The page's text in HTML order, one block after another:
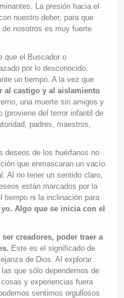
La presión hacia el
nuestro deber, para que
nosotros es muy fuerte
que el Buscador o
por lo desconocido.
un tiempo. A la vez que
al castigo y al aislamiento
una muerte sin amigos y
del terror infantil de
padres, maestros,
deseos de los huérfanos no
que enmascaran un vacío
Al no tener un sentido claro,
están marcados por la
tiempo ni la inclinación para
Algo que se inicia con el
creadores, poder traer a
Este es el significado de
de Dios. Al explorar
que sólo dependemos de
y experiencias fuera
sentirnos orgullosos